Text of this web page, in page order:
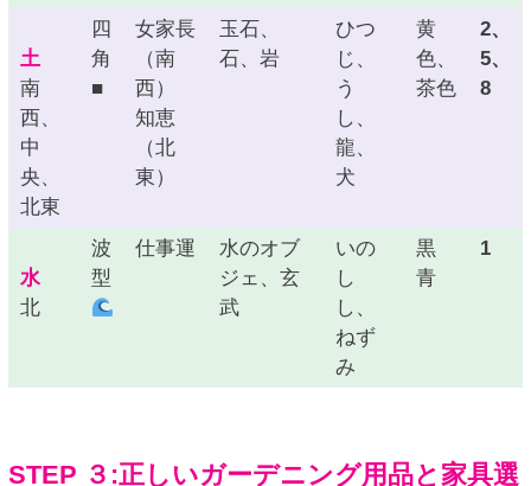
土
南
西、
中
央、
北東
四
角
■
女家長
（南
西）
知恵
（北
東）
玉石、
石、岩
ひつ
じ、
う
し、
龍、
犬
黄
色、
茶色
2、
5、
8
水
北
波
型
仕事運
水のオブ
ジェ、玄
武
いの
し
し、
ねず
み
黒
青
1
STEP ３:正しいガーデニング用品と家具選